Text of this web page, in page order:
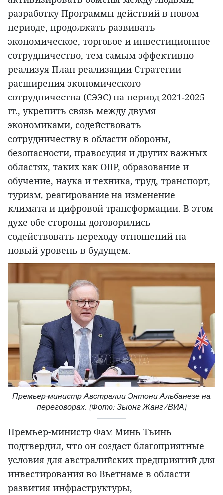
разработку Программы действий в новом
периоде, продолжать развивать
экономическое, торговое и инвестиционное
сотрудничество, тем самым эффективно
реализуя План реализации Стратегии
расширения экономического
сотрудничества (СЭЭС) на период 2021-2025
гг., укрепить связь между двумя
экономиками, содействовать
сотрудничеству в области обороны,
безопасности, правосудия и других важных
областях, таких как ОПР, образование и
обучение, наука и техника, труд, транспорт,
туризм, реагирование на изменение
климата и цифровой трансформации. В этом
духе обе стороны договорились
содействовать переходу отношений на
новый уровень в будущем.
Премьер-министр Австралии Энтони Альбанезе на
переговорах. (Фото: Зыонг Жанг/ВИА)
Премьер-министр Фам Минь Тьинь
подтвердил, что он создаст благоприятные
условия для австралийских предприятий для
инвестирования во Вьетнаме в области
развития инфраструктуры,